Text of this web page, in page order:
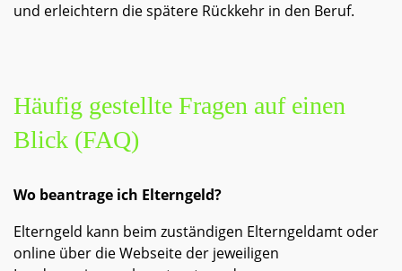
und erleichtern die spätere Rückkehr in den Beruf.
Häufig gestellte Fragen auf einen
Blick (FAQ)
Wo beantrage ich Elterngeld?
Elterngeld kann beim zuständigen Elterngeldamt oder
online über die Webseite der jeweiligen